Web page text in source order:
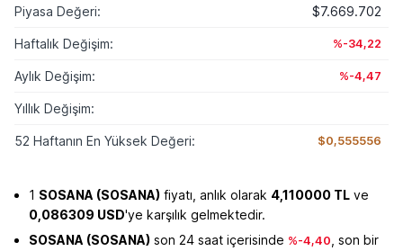
Piyasa Değeri: $7.669.702
Haftalık Değişim: %-34,22
Aylık Değişim: %-4,47
Yıllık Değişim:
52 Haftanın En Yüksek Değeri: $0,555556
1 SOSANA (SOSANA) fiyatı, anlık olarak 4,110000 TL ve
0,086309 USD'ye karşılık gelmektedir.
SOSANA (SOSANA) son 24 saat içerisinde %-4,40 , son bir